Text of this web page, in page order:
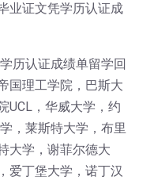
业证文凭学历认证成
历认证成绩单留学回
国理工学院，巴斯大
UCL，华威大学，约
，莱斯特大学，布里
大学，谢菲尔德大
爱丁堡大学，诺丁汉